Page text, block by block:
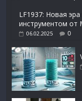
LF1937: Новая эра
инструментом от
06.02.2025 0